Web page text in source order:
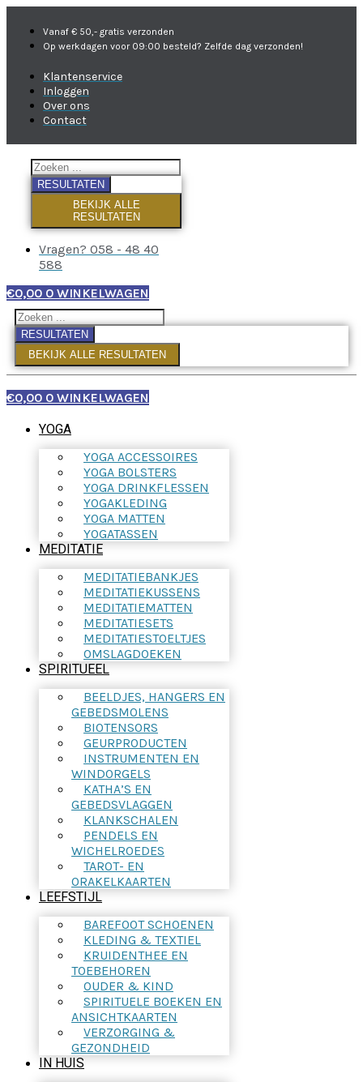
Vanaf € 50,- gratis verzonden
Op werkdagen voor 09:00 besteld? Zelfde dag verzonden!
Klantenservice
Inloggen
Over ons
Contact
RESULTATEN
BEKIJK ALLE
RESULTATEN
Vragen? 058 - 48 40
588
€0,00 0 WINKELWAGEN
RESULTATEN
BEKIJK ALLE RESULTATEN
€0,00 0 WINKELWAGEN
YOGA
YOGA ACCESSOIRES
YOGA BOLSTERS
YOGA DRINKFLESSEN
YOGAKLEDING
YOGA MATTEN
YOGATASSEN
MEDITATIE
MEDITATIEBANKJES
MEDITATIEKUSSENS
MEDITATIEMATTEN
MEDITATIESETS
MEDITATIESTOELTJES
OMSLAGDOEKEN
SPIRITUEEL
BEELDJES, HANGERS EN
GEBEDSMOLENS
BIOTENSORS
GEURPRODUCTEN
INSTRUMENTEN EN
WINDORGELS
KATHA’S EN
GEBEDSVLAGGEN
KLANKSCHALEN
PENDELS EN
WICHELROEDES
TAROT- EN
ORAKELKAARTEN
LEEFSTIJL
BAREFOOT SCHOENEN
KLEDING & TEXTIEL
KRUIDENTHEE EN
TOEBEHOREN
OUDER & KIND
SPIRITUELE BOEKEN EN
ANSICHTKAARTEN
VERZORGING &
GEZONDHEID
IN HUIS